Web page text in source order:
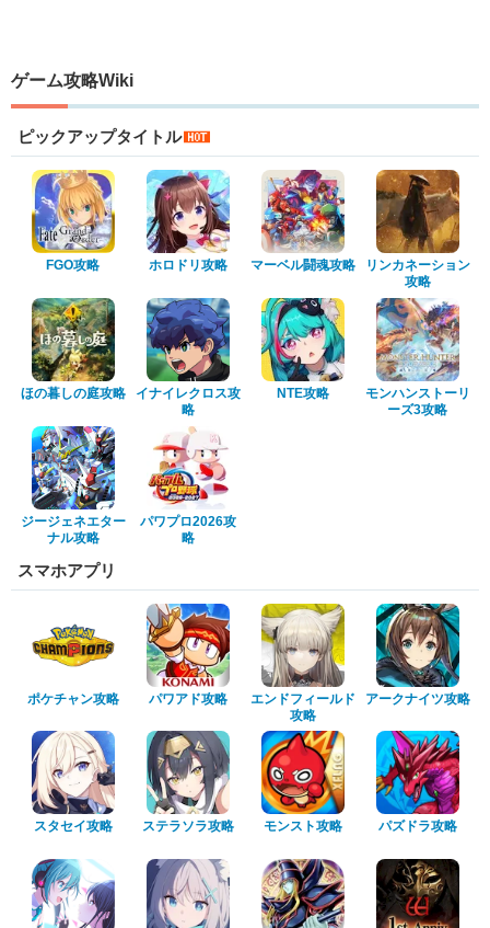
ゲーム攻略Wiki
ピックアップタイトル
FGO攻略 ホロドリ攻略 マーベル闘魂攻略
リンカネーション
攻略
ほの暮しの庭攻略
イナイレクロス攻
略
NTE攻略
モンハンストーリ
ーズ3攻略
ジージェネエター
ナル攻略
パワプロ2026攻
略
スマホアプリ
ポケチャン攻略 パワアド攻略
エンドフィールド
攻略
アークナイツ攻略
スタセイ攻略 ステラソラ攻略 モンスト攻略 パズドラ攻略